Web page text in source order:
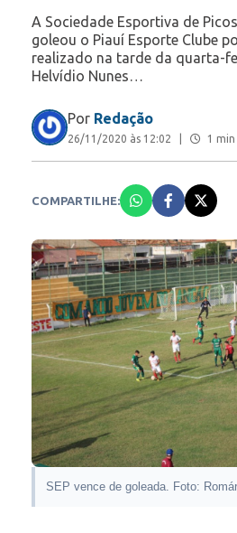
A Sociedade Esportiva de
goleou o Piauí Esporte Clube
realizado na tarde da quarta-
Helvídio Nunes…
Por Redação
26/11/2020 às 12:02 1
COMPARTILHE:
SEP vence de goleada. Foto: